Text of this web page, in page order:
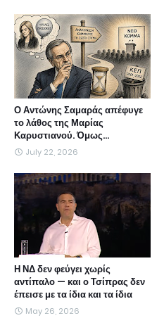
Ο Αντώνης Σαμαράς απέφυγε
το λάθος της Μαρίας
Καρυστιανού. Όμως...
July 22, 2026
Η ΝΔ δεν φεύγει χωρίς
αντίπαλο — και ο Τσίπρας δεν
έπεισε με τα ίδια και τα ίδια
May 26, 2026